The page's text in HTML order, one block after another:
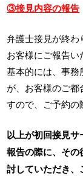
③接見内容の報告
弁護士接見が終
お客様にご報告い
基本的には、事
が、お客様のご都
すので、ご予約の
以上が初回接見サ
報告の際に、そ
討していただき